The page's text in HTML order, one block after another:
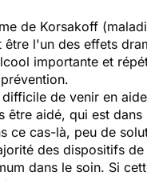
de Korsakoff
être l'un des effets
importante et
de venir en
être aidé, qui est
ce cas-là, peu de
des dispositifs
dans le soin. Si